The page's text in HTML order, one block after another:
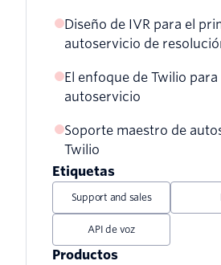
Desafío 1: los chatbots
tomar medidas
Desafío 2: no se puede
necesidad de escalada
Desafío 3: limitado por
Desafío 4: el agente
contexto
Desafío 5: incapacidad
de los errores
Diseño de IVR para el
autoservicio de
El enfoque de Twilio
autoservicio
Cómo funciona el
Twilio
Soporte maestro de
Twilio
Etiquetas
Support and sales
API de voz
Productos